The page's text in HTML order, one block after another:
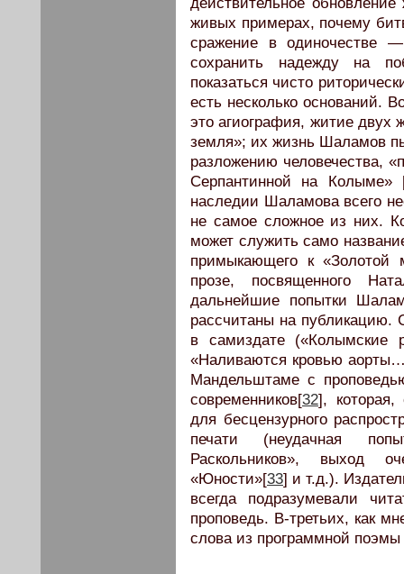
живых примерах, почему
сражение в одиночестве
сохранить надежду на
показаться чисто
есть несколько оснований.
это агиография, житие
земля»; их жизнь Шаламов
разложению человечества,
Серпантинной на Колыме»
наследии Шаламова всего
не самое сложное из них.
может служить само
примыкающего к «Золотой
прозе, посвященного
дальнейшие попытки
рассчитаны на
в самиздате («Колымские
«Наливаются кровью
Мандельштаме с
современников[32], которая,
для бесцензурного
печати (неудачная
Раскольников», выход
«Юности»[33] и т.д.).
всегда подразумевали
проповедь. В-третьих, как
слова из программной